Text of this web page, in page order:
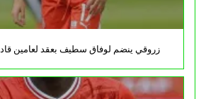
زروقي ينضم لوفاق سطيف بعقد لعامين